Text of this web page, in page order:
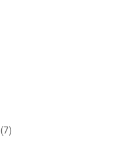
(7)